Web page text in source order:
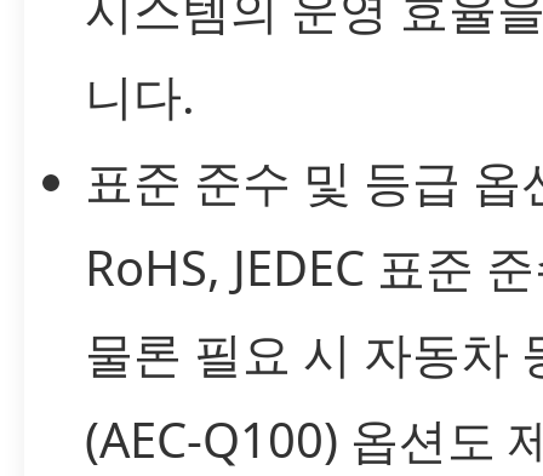
니다.
표준 준수 및 등급 옵
RoHS, JEDEC 표준
물론 필요 시 자동차
(AEC-Q100) 옵션도